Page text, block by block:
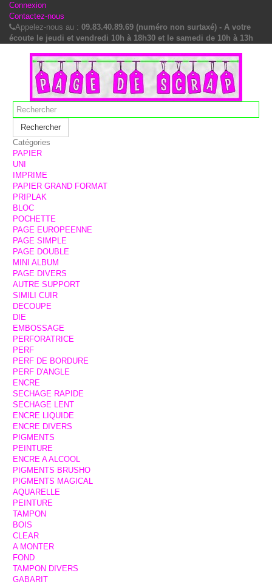
Connexion
Contactez-nous
Appelez-nous au : 09.83.40.89.69 (numéro non surtaxé) - A votre
écoute le jeudi et vendredi 10h à 18h30 et le samedi de 10h à 13h
Rechercher
Catégories
PAPIER
UNI
IMPRIME
PAPIER GRAND FORMAT
PRIPLAK
BLOC
POCHETTE
PAGE EUROPEENNE
PAGE SIMPLE
PAGE DOUBLE
MINI ALBUM
PAGE DIVERS
AUTRE SUPPORT
SIMILI CUIR
DECOUPE
DIE
EMBOSSAGE
PERFORATRICE
PERF
PERF DE BORDURE
PERF D'ANGLE
ENCRE
SECHAGE RAPIDE
SECHAGE LENT
ENCRE LIQUIDE
ENCRE DIVERS
PIGMENTS
PEINTURE
ENCRE A ALCOOL
PIGMENTS BRUSHO
PIGMENTS MAGICAL
AQUARELLE
PEINTURE
TAMPON
BOIS
CLEAR
A MONTER
FOND
TAMPON DIVERS
GABARIT